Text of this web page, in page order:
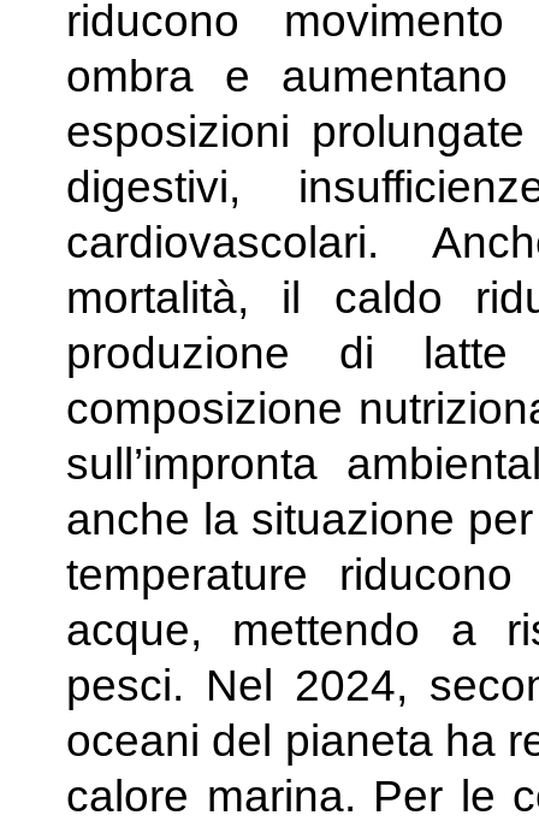
riducono
ombra e
esposizioni
digestivi,
cardiovascolari.
mortalità, il caldo
produzione di
composizione
sull’impronta
anche la situazione
temperature
acque, mettendo a
pesci. Nel 2024,
oceani del pianeta ha
calore marina. Per le